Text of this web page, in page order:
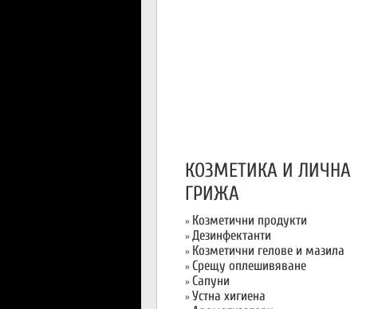
КОЗМЕТИКА И ЛИЧНА
ГРИЖА
» Козметични продукти
» Дезинфектанти
» Козметични гелове и мазила
» Срещу оплешивяване
» Сапуни
» Устна хигиена